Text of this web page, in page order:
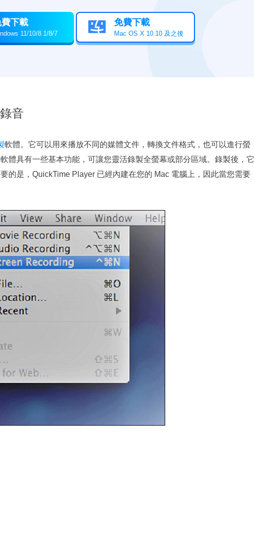
下載
11/10/8.1/8/7  免費下載
Mac OS X 10.10 及之後
音
軟體。它可以用來播放不同的媒體文件，轉換文件格式，也可以進行螢
體具有一些基本功能，可讓您靈活錄製全螢幕或部分區域。錄製後，它
的是，QuickTime Player 已經內建在您的 Mac 電腦上，因此當您需要